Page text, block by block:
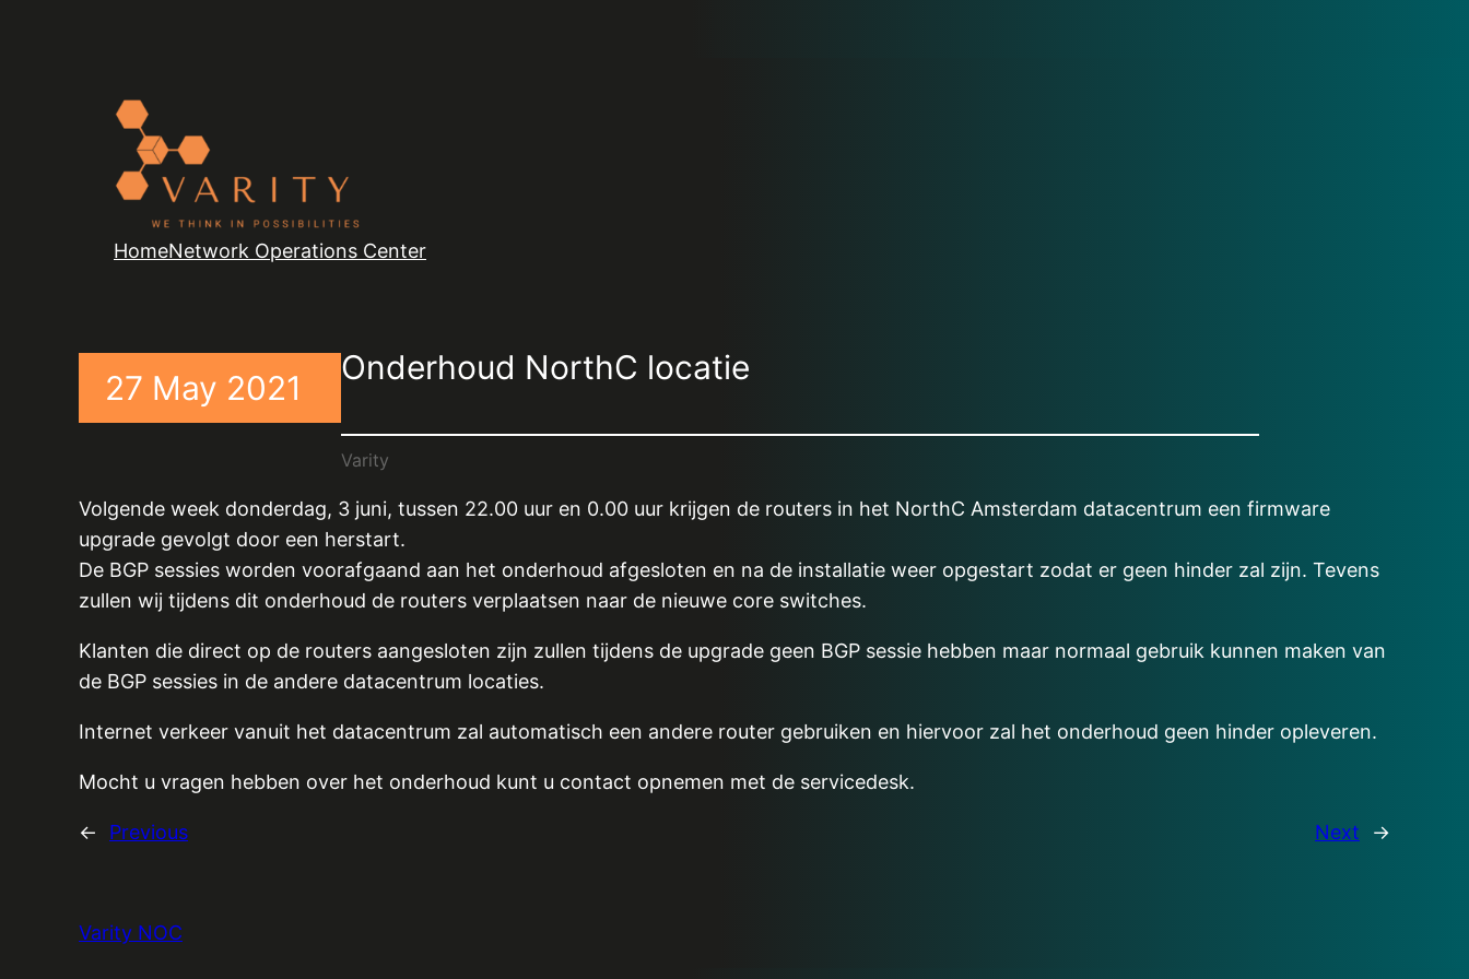
HomeNetwork Operations Center
27 May 2021
Onderhoud NorthC locatie
Varity
Volgende week donderdag, 3 juni, tussen 22.00 uur en 0.00 uur krijgen de routers in het NorthC Amsterdam datacentrum een firmware
upgrade gevolgt door een herstart.
De BGP sessies worden voorafgaand aan het onderhoud afgesloten en na de installatie weer opgestart zodat er geen hinder zal zijn. Tevens
zullen wij tijdens dit onderhoud de routers verplaatsen naar de nieuwe core switches.
Klanten die direct op de routers aangesloten zijn zullen tijdens de upgrade geen BGP sessie hebben maar normaal gebruik kunnen maken van
de BGP sessies in de andere datacentrum locaties.
Internet verkeer vanuit het datacentrum zal automatisch een andere router gebruiken en hiervoor zal het onderhoud geen hinder opleveren.
Mocht u vragen hebben over het onderhoud kunt u contact opnemen met de servicedesk.
← Previous Next →
Varity NOC